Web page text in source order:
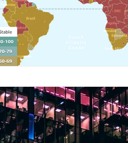
Publicidade e Propaganda
Google Vocação digital